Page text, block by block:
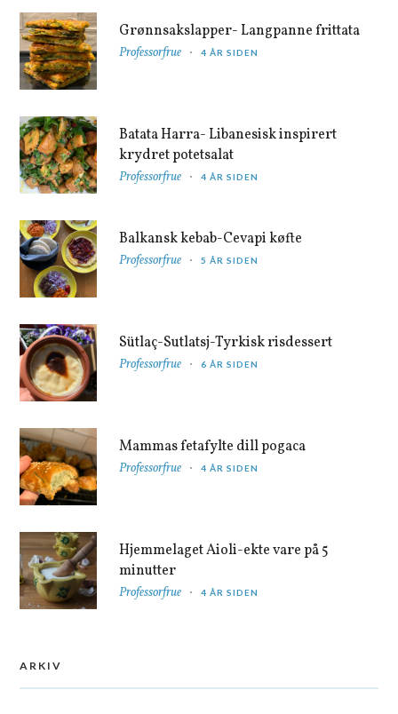
Grønnsakslapper- Langpanne frittata
Professorfrue 4 ÅR SIDEN
Batata Harra- Libanesisk inspirert
krydret potetsalat
Professorfrue 4 ÅR SIDEN
Balkansk kebab-Cevapi køfte
Professorfrue 5 ÅR SIDEN
Sütlaç-Sutlatsj-Tyrkisk risdessert
Professorfrue 6 ÅR SIDEN
Mammas fetafylte dill pogaca
Professorfrue 4 ÅR SIDEN
Hjemmelaget Aioli-ekte vare på 5
minutter
Professorfrue 4 ÅR SIDEN
ARKIV